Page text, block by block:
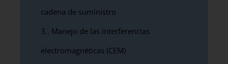
cadena de suministro
3. Manejo de las interferencias
electromagnéticas (CEM)